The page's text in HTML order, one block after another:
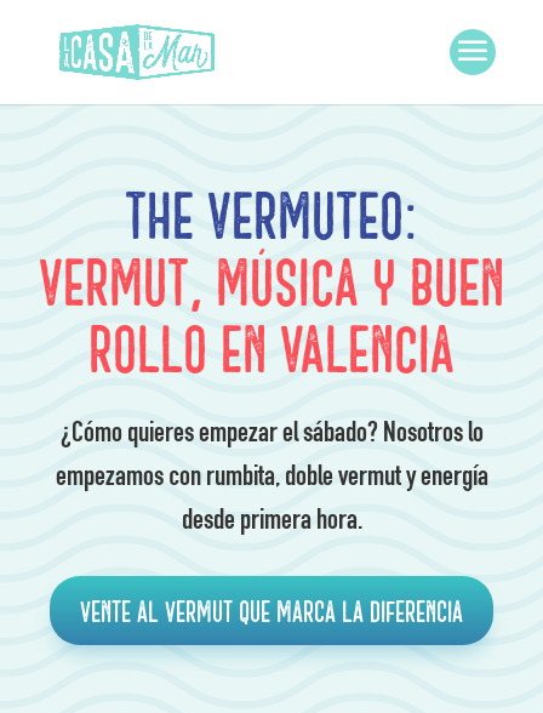
THE VERMUTEO:
Vermut, Música y Buen
rollo en Valencia
¿Cómo quieres empezar el sábado? Nosotros lo
empezamos con rumbita, doble vermut y energía
desde primera hora.
Vente al vermut que marca la diferencia